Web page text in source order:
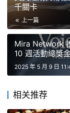
據傳 Robinhood
」與「
技術合作夥伴。
默，相關協議尚
無論如何，
Robinhood 正在
礎架構。」
千關卡
上一篇
Mira Network
10 週活動總獎
2025 年 5 月 9 日
相关推荐